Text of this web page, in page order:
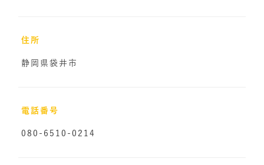
住所
静岡県袋井市
電話番号
080-6510-0214